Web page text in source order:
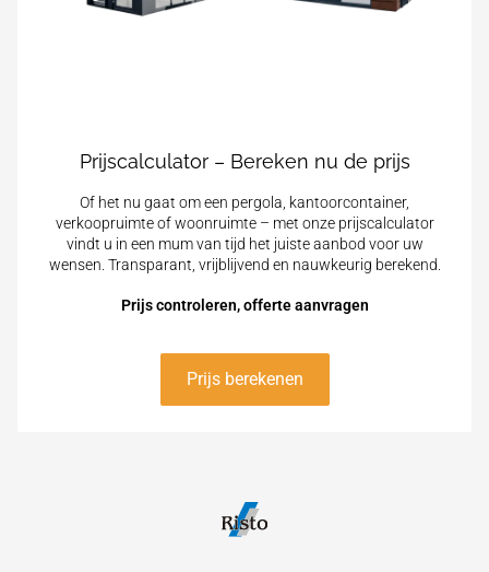
Prijscalculator – Bereken nu de prijs
Of het nu gaat om een pergola, kantoorcontainer,
verkoopruimte of woonruimte – met onze prijscalculator
vindt u in een mum van tijd het juiste aanbod voor uw
wensen. Transparant, vrijblijvend en nauwkeurig berekend.
Prijs controleren, offerte aanvragen
Prijs berekenen